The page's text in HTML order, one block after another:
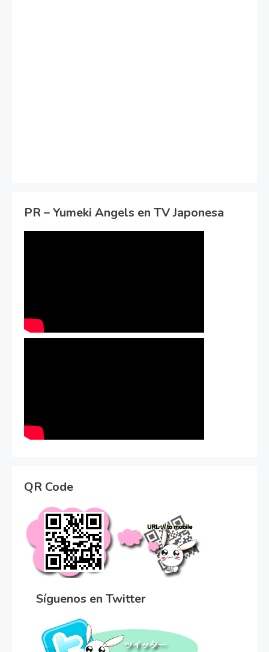
PR – Yumeki Angels en TV Japonesa
QR Code
Síguenos en Twitter